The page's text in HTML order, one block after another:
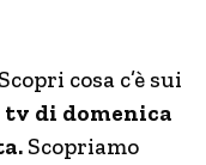
cosa c’è sui
tv di domenica
Scopriamo